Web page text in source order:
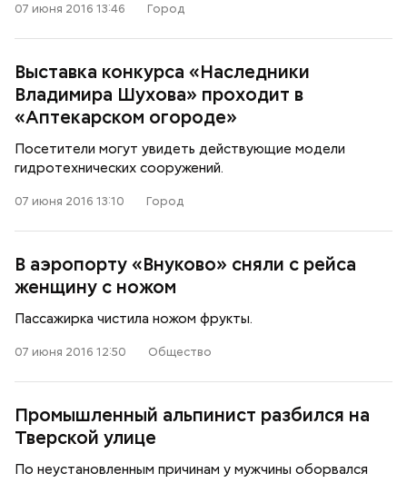
07 июня 2016 13:46 Город
Выставка конкурса «Наследники
Владимира Шухова» проходит в
«Аптекарском огороде»
Посетители могут увидеть действующие модели
гидротехнических сооружений.
07 июня 2016 13:10 Город
В аэропорту «Внуково» сняли с рейса
женщину с ножом
Пассажирка чистила ножом фрукты.
07 июня 2016 12:50 Общество
Промышленный альпинист разбился на
Тверской улице
По неустановленным причинам у мужчины оборвался